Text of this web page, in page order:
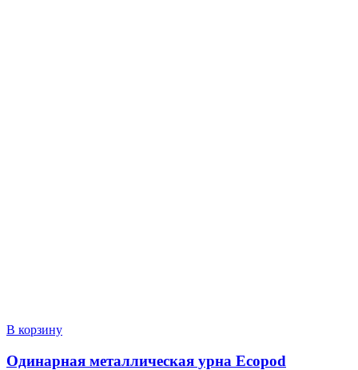
В корзину
Одинарная металлическая урна Ecopod